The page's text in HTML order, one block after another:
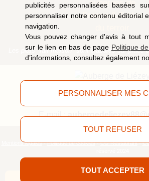
publicités personnalisées basées
personnaliser notre contenu éditorial
navigation.
Vous pouvez changer d'avis à tout
sur le lien en bas de page Politique
d’informations, consultez également
TOUT REFUSER
PERSONNALISER MES
TOUT ACCEPTER
Z Z
Les plats "fait maison" sont élaborés sur place
9, route de Saucefaing, 88400
E-mail :
Mentions légales-Politique de cookies-CG Restaurant-